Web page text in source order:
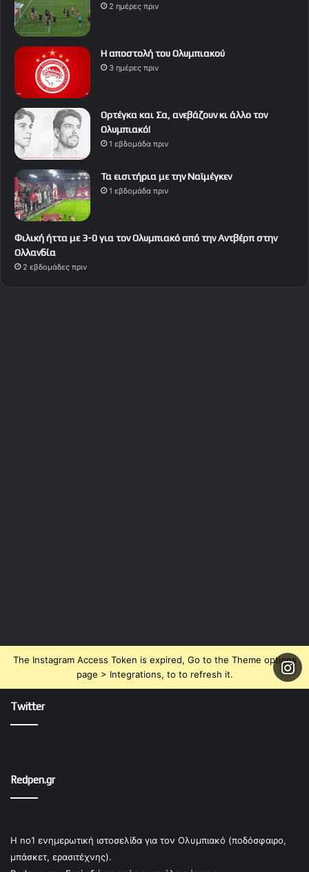
2 ημέρες πριν
Η αποστολή του Ολυμπιακού
3 ημέρες πριν
Ορτέγκα και Σα, ανεβάζουν κι άλλο τον
Ολυμπιακό!
1 εβδομάδα πριν
Τα εισιτήρια με την Ναϊμέγκεν
1 εβδομάδα πριν
Φιλική ήττα με 3-0 για τον Ολυμπιακό από την Αντβέρπ στην
Ολλανδία
2 εβδομάδες πριν
The Instagram Access Token is expired, Go to the Theme options
page > Integrations, to to refresh it.
Twitter
Redpen.gr
Η no1 ενημερωτική ιστοσελίδα για τον Ολυμπιακό (ποδόσφαιρο,
μπάσκετ, ερασιτέχνης).